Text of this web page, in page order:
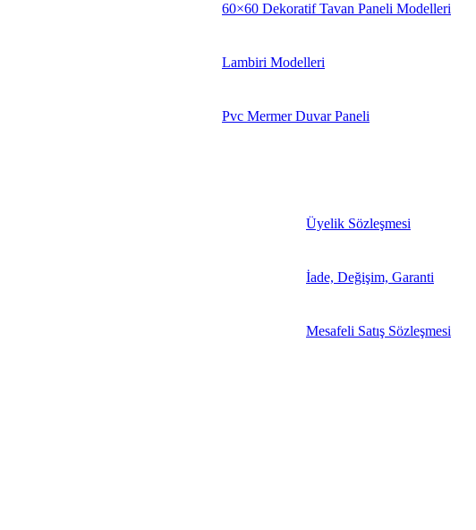
60×60 Dekoratif Tavan Paneli Modelleri
Lambiri Modelleri
Pvc Mermer Duvar Paneli
Üyelik Sözleşmesi
İade, Değişim, Garanti
Mesafeli Satış Sözleşmesi